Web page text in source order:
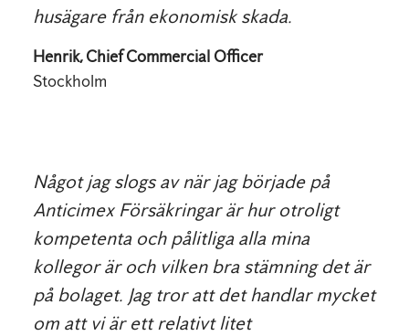
husägare från ekonomisk skada.
Henrik, Chief Commercial Officer
Stockholm
Något jag slogs av när jag började på
Anticimex Försäkringar är hur otroligt
kompetenta och pålitliga alla mina
kollegor är och vilken bra stämning det är
på bolaget. Jag tror att det handlar mycket
om att vi är ett relativt litet